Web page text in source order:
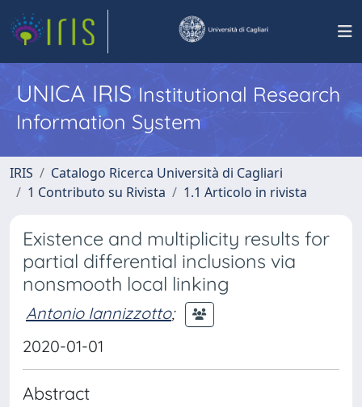
UNICA IRISInstitutional Research
Information System
IRIS
Catalogo Ricerca Università di Cagliari
1 Contributo su Rivista
1.1 Articolo in rivista
Existence and multiplicity results for
partial differential inclusions via
nonsmooth local linking
Antonio Iannizzotto;
2020-01-01
Abstract